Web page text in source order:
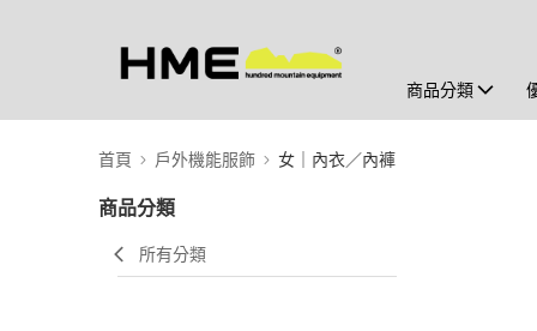
商品分類
首頁 戶外機能服飾 女｜內衣／內褲
商品分類
所有分類